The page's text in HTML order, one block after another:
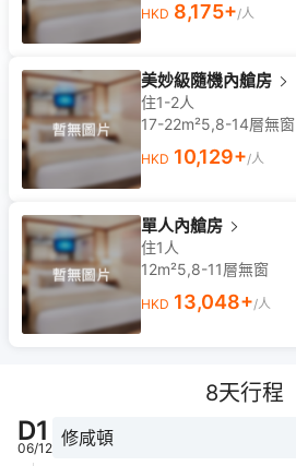
HKD 8,175+/人
美妙級隨機內艙房
住1-2人
17-22m²5,8-14層無窗
HKD 10,129+/人
單人內艙房
住1人
12m²5,8-11層無窗
HKD 13,048+/人
8天行程
D1
06/12 修咸頓